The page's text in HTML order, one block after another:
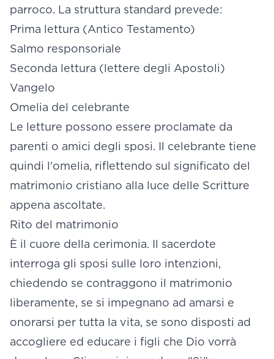
parroco. La struttura standard prevede:
Prima lettura (Antico Testamento)
Salmo responsoriale
Seconda lettura (lettere degli Apostoli)
Vangelo
Omelia del celebrante
Le letture possono essere proclamate da
parenti o amici degli sposi. Il celebrante tiene
quindi l'omelia, riflettendo sul significato del
matrimonio cristiano alla luce delle Scritture
appena ascoltate.
Rito del matrimonio
È il cuore della cerimonia. Il sacerdote
interroga gli sposi sulle loro intenzioni,
chiedendo se contraggono il matrimonio
liberamente, se si impegnano ad amarsi e
onorarsi per tutta la vita, se sono disposti ad
accogliere ed educare i figli che Dio vorrà